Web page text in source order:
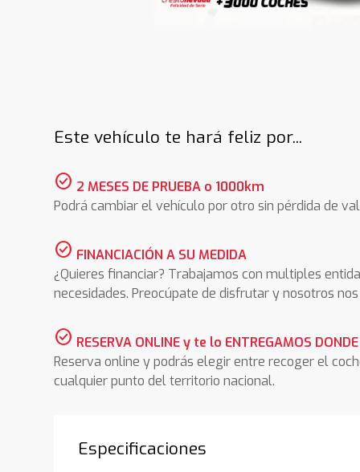
Este vehículo te hará feliz por...
check_circle 2 MESES DE PRUEBA o 1000km
Podrá cambiar el vehículo por otro sin pérdida de
check_circle FINANCIACIÓN A SU MEDIDA
¿Quieres financiar? Trabajamos con multiples
necesidades. Preocúpate de disfrutar y nosotros
check_circle RESERVA ONLINE y te lo ENTREGAMOS
Reserva online y podrás elegir entre recoger el
cualquier punto del territorio nacional.
Especificaciones